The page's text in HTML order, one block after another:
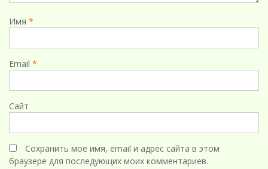
Имя *
Email *
Сайт
Сохранить моё имя, email и адрес сайта в этом
браузере для последующих моих комментариев.